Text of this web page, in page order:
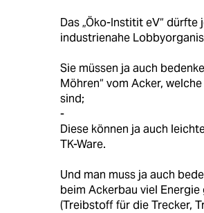
Das „Öko-Institit eV“ dürfte
industrienahe
Sie müssen ja auch
Möhren“ vom Acker,
sind;
-
Diese können ja auch
TK-Ware.
Und man muss ja auch
beim Ackerbau viel
(Treibstoff für die Trecker,